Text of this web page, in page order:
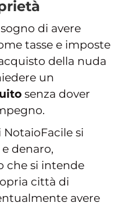
di avere
tasse e imposte
della nuda
un
senza dover
si
denaro,
che si intende
città di
avere